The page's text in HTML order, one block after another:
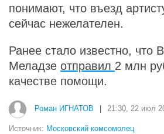
понимают, что въезд
сейчас нежелателен.
Ранее стало известно, что
Меладзе отправил 2 млн
качестве помощи.
Роман ИГНАТОВ 21:30, 22 июл
Источник: Московский комсомолец